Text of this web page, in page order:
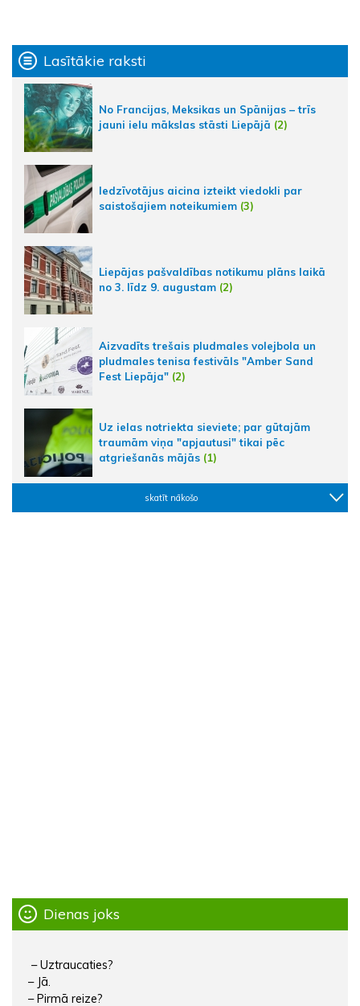
Lasītākie raksti
No Francijas, Meksikas un Spānijas – trīs
jauni ielu mākslas stāsti Liepājā (2)
Iedzīvotājus aicina izteikt viedokli par
saistošajiem noteikumiem (3)
Liepājas pašvaldības notikumu plāns laikā
no 3. līdz 9. augustam (2)
Aizvadīts trešais pludmales volejbola un
pludmales tenisa festivāls "Amber Sand
Fest Liepāja" (2)
Uz ielas notriekta sieviete; par gūtajām
traumām viņa "apjautusi" tikai pēc
atgriešanās mājās (1)
skatīt nākošo
Dienas joks
– Uztraucaties?
– Jā.
– Pirmā reize?